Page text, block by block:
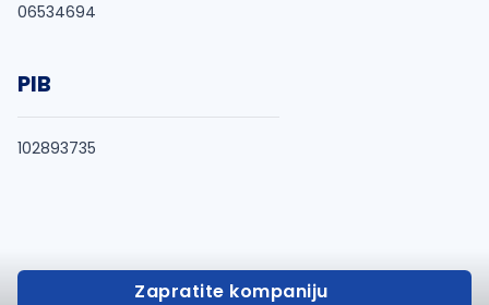
06534694
PIB
102893735
Zapratite kompaniju